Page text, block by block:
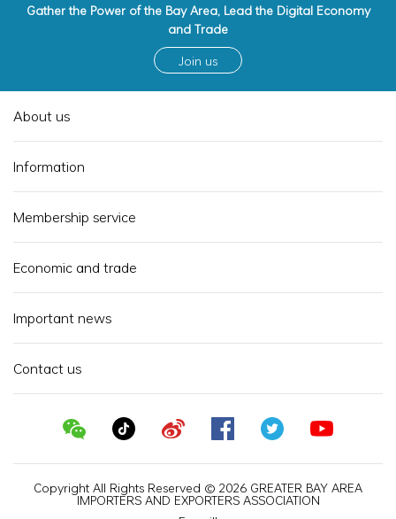
Gather the Power of the Bay Area, Lead the Digital Economy
and Trade
Join us
About us
Information
Membership service
Economic and trade
Important news
Contact us
Copyright All Rights Reserved © 2026 GREATER BAY AREA
IMPORTERS AND EXPORTERS ASSOCIATION